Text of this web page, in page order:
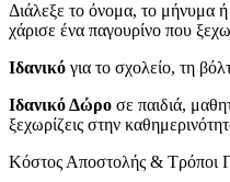
Διάλεξε το όνομα, το μήνυμα ή
χάρισε ένα παγουρίνο που
Ιδανικό για το σχολείο, τη
Ιδανικό Δώρο σε παιδιά,
ξεχωρίζεις στην
Κόστος Αποστολής & Τρόποι